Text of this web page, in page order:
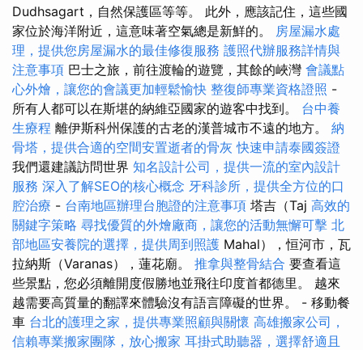
Dudhsagart，自然保護區等等。 此外，應該記住，這些國
家位於海洋附近，這意味著空氣總是新鮮的。 房屋漏水處
理，提供您房屋漏水的最佳修復服務 護照代辦服務詳情與
注意事項 巴士之旅，前往渡輪的遊覽，其餘的峽灣 會議點
心外燴，讓您的會議更加輕鬆愉快 整復師專業資格證照 -
所有人都可以在斯堪的納維亞國家的遊客中找到。 台中養
生療程 離伊斯科州保護的古老的漢普城市不遠的地方。 納
骨塔，提供合適的空間安置逝者的骨灰 快速申請泰國簽證
我們還建議訪問世界 知名設計公司，提供一流的室內設計
服務 深入了解SEO的核心概念 牙科診所，提供全方位的口
腔治療 - 台南地區辦理台胞證的注意事項 塔吉（Taj 高效的
關鍵字策略 尋找優質的外燴廠商，讓您的活動無懈可擊 北
部地區安養院的選擇，提供周到照護 Mahal），恒河市，瓦
拉納斯（Varanas），蓮花廟。 推拿與整骨結合 要查看這
些景點，您必須離開度假勝地並飛往印度首都德里。 越來
越需要高質量的翻譯來體驗沒有語言障礙的世界。 - 移動餐
車 台北的護理之家，提供專業照顧與關懷 高雄搬家公司，
信賴專業搬家團隊，放心搬家 耳掛式助聽器，選擇舒適且